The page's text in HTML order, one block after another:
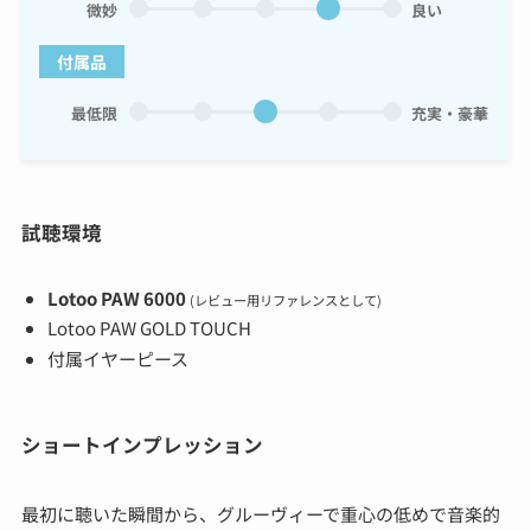
微妙 良い
付属品
最低限 充実・豪華
試聴環境
Lotoo PAW 6000 (レビュー用リファレンスとして)
Lotoo PAW GOLD TOUCH
付属イヤーピース
ショートインプレッション
最初に聴いた瞬間から、グルーヴィーで重心の低めで音楽的